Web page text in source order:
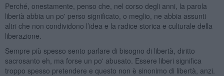
Perché, onestamente, penso che, nel corso degli anni, la parola
libertà abbia un po' perso significato, o meglio, ne abbia assunti
altri che non condividono l’idea e la radice storica e culturale della
liberazione.
Sempre più spesso sento parlare di bisogno di libertà, diritto
sacrosanto eh, ma forse un po' abusato. Essere liberi significa
troppo spesso pretendere e questo non è sinonimo di libertà, anzi.